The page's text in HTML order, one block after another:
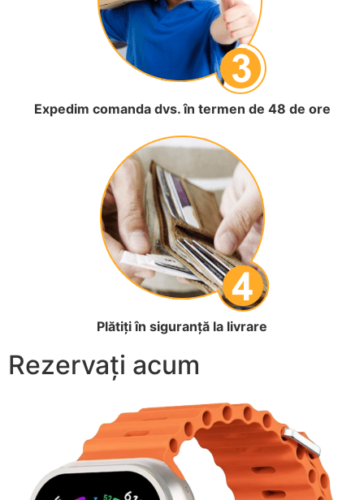
Expedim comanda dvs. în termen de 48 de ore
Plătiți în siguranță la livrare
Rezervați acum